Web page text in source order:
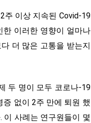
주 이상 지속된 Covid-19
한 이러한 영향이 얼마나
더 많은 고통을 받는지
두 명이 모두 코로나-19
없이 2주 만에 퇴원 했
이 사례는 연구원들이 몇